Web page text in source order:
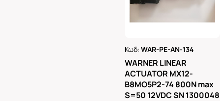
Κωδ:WAR-PE-AN-134
WARNER LINEAR
ACTUATOR MX12-
B8MO5P2-74 800N max
S=50 12VDC SN 1300048